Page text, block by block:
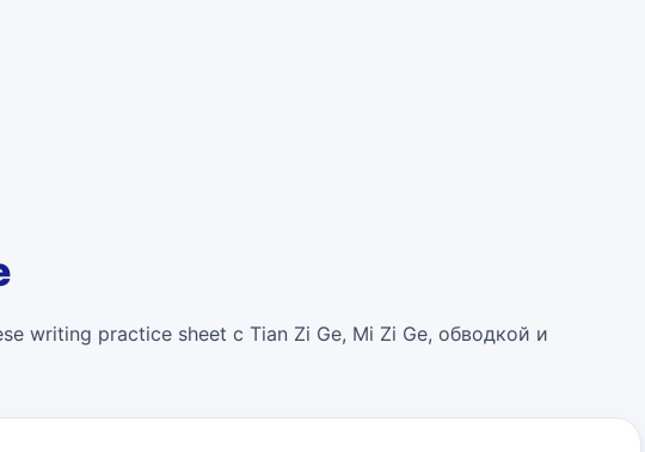
writing practice sheet с Tian Zi Ge, Mi Zi Ge, обводкой и